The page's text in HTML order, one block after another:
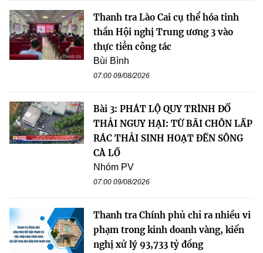
Thanh tra Lào Cai cụ thể hóa tinh
thần Hội nghị Trung ương 3 vào
thực tiễn công tác
Bùi Bình
07:00 09/08/2026
Bài 3: PHÁT LỘ QUY TRÌNH ĐỔ
THẢI NGUY HẠI: TỪ BÃI CHÔN LẤP
RÁC THẢI SINH HOẠT ĐẾN SÔNG
CÀ LỒ
Nhóm PV
07:00 09/08/2026
Thanh tra Chính phủ chỉ ra nhiều vi
phạm trong kinh doanh vàng, kiến
nghị xử lý 93,733 tỷ đồng